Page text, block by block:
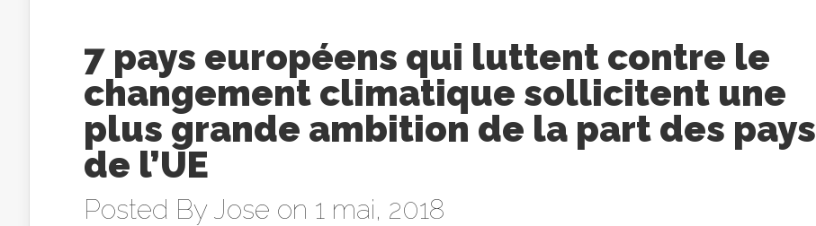
7 pays européens qui luttent contre le
changement climatique sollicitent une
plus grande ambition de la part des pays
de l’UE
Posted By Jose on 1 mai, 2018